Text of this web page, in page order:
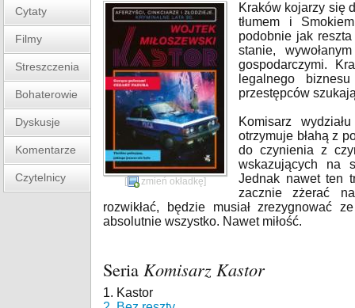
Cytaty
Filmy
Streszczenia
Bohaterowie
Dyskusje
Komentarze
Czytelnicy [ zmień okładkę]
Kraków kojarzy się
tłumem i
podobnie jak
stanie,
gospodarczymi.
legalnego
przestępców
Komisarz
otrzymuje błahą z
do czynienia z
wskazujących na
Jednak nawet ten
zacznie zżerać
rozwikłać, będzie musiał zrezygnować
absolutnie wszystko. Nawet miłość.
Seria Komisarz Kastor
1. Kastor